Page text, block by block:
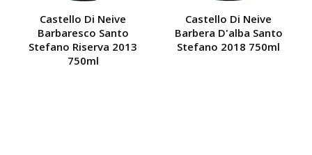
Castello Di Neive
Barbaresco Santo
Stefano Riserva 2013
750ml
Castello Di Neive
Barbera D'alba Santo
Stefano 2018 750ml